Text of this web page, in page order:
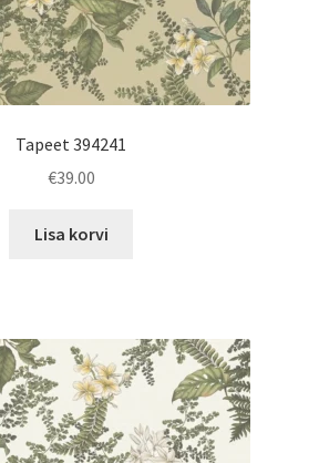
Tapeet 394241
€39.00
Lisa korvi